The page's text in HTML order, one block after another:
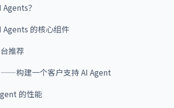
？
Agents 的核心组件
推荐
构建一个客户支持 AI Agent
的性能